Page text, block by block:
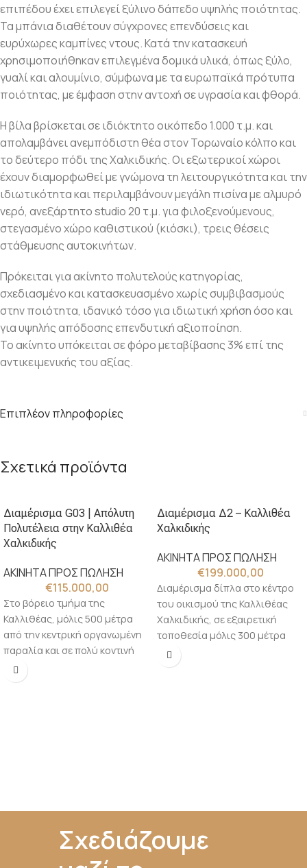
επιπέδου έχει επιλεγεί ξύλινο δάπεδο υψηλής ποιότητας.
Τα μπάνια διαθέτουν σύγχρονες επενδύσεις και
ευρύχωρες καμπίνες ντους. Κατά την κατασκευή
χρησιμοποιήθηκαν επιλεγμένα δομικά υλικά, όπως ξύλο,
γυαλί και αλουμίνιο, σύμφωνα με τα ευρωπαϊκά πρότυπα
ποιότητας, με έμφαση στην αντοχή σε υγρασία και φθορά.
Η βίλα βρίσκεται σε ιδιόκτητο οικόπεδο 1.000 τ.μ. και
απολαμβάνει ανεμπόδιστη θέα στον Τορωναίο κόλπο και
το δεύτερο πόδι της Χαλκιδικής. Οι εξωτερικοί χώροι
έχουν διαμορφωθεί με γνώμονα τη λειτουργικότητα και την
ιδιωτικότητα και περιλαμβάνουν μεγάλη πισίνα με αλμυρό
νερό, ανεξάρτητο studio 20 τ.μ. για φιλοξενούμενους,
στεγασμένο χώρο καθιστικού (κιόσκι), τρεις θέσεις
στάθμευσης αυτοκινήτων.
Πρόκειται για ακίνητο πολυτελούς κατηγορίας,
σχεδιασμένο και κατασκευασμένο χωρίς συμβιβασμούς
στην ποιότητα, ιδανικό τόσο για ιδιωτική χρήση όσο και
για υψηλής απόδοσης επενδυτική αξιοποίηση.
Το ακίνητο υπόκειται σε φόρο μεταβίβασης 3% επί της
αντικειμενικής του αξίας.
Επιπλέον πληροφορίες
Σχετικά προϊόντα
Διαμέρισμα G03 | Απόλυτη
Πολυτέλεια στην Καλλιθέα
Χαλκιδικής
ΑΚΙΝΗΤΑ ΠΡΟΣ ΠΩΛΗΣΗ
€115.000,00
Στο βόρειο τμήμα της
Καλλιθέας, μόλις 500 μέτρα
από την κεντρική οργανωμένη
παραλία και σε πολύ κοντινή
απόσταση από το κέντρο του
χωριού.
Διαμέρισμα Δ2 – Καλλιθέα
Χαλκιδικής
ΑΚΙΝΗΤΑ ΠΡΟΣ ΠΩΛΗΣΗ
€199.000,00
Διαμέρισμα δίπλα στο κέντρο
του οικισμού της Καλλιθέας
Χαλκιδικής, σε εξαιρετική
τοποθεσία μόλις 300 μέτρα
από την κεντρική οργανωμένη
παραλία.
Σχεδιάζουμε